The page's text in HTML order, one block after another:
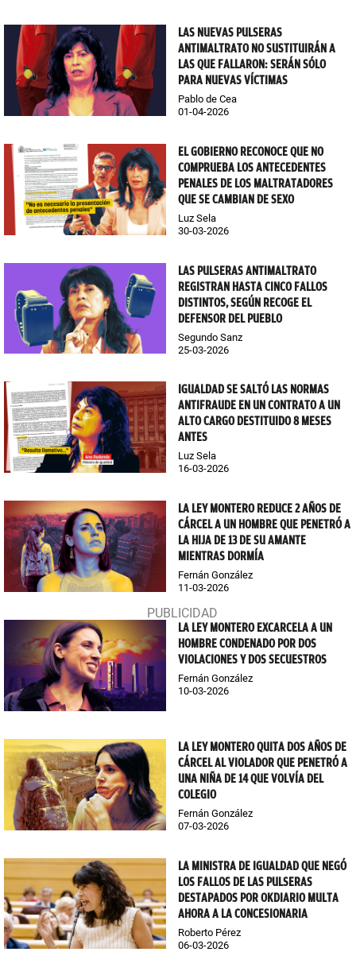
LAS NUEVAS PULSERAS
ANTIMALTRATO NO SUSTITUIRÁN A
LAS QUE FALLARON: SERÁN SÓLO
PARA NUEVAS VÍCTIMAS
Pablo de Cea
01-04-2026
EL GOBIERNO RECONOCE QUE NO
COMPRUEBA LOS ANTECEDENTES
PENALES DE LOS MALTRATADORES
QUE SE CAMBIAN DE SEXO
Luz Sela
30-03-2026
LAS PULSERAS ANTIMALTRATO
REGISTRAN HASTA CINCO FALLOS
DISTINTOS, SEGÚN RECOGE EL
DEFENSOR DEL PUEBLO
Segundo Sanz
25-03-2026
IGUALDAD SE SALTÓ LAS NORMAS
ANTIFRAUDE EN UN CONTRATO A UN
ALTO CARGO DESTITUIDO 8 MESES
ANTES
Luz Sela
16-03-2026
LA LEY MONTERO REDUCE 2 AÑOS DE
CÁRCEL A UN HOMBRE QUE PENETRÓ A
LA HIJA DE 13 DE SU AMANTE
MIENTRAS DORMÍA
Fernán González
11-03-2026
LA LEY MONTERO EXCARCELA A UN
HOMBRE CONDENADO POR DOS
VIOLACIONES Y DOS SECUESTROS
Fernán González
10-03-2026
LA LEY MONTERO QUITA DOS AÑOS DE
CÁRCEL AL VIOLADOR QUE PENETRÓ A
UNA NIÑA DE 14 QUE VOLVÍA DEL
COLEGIO
Fernán González
07-03-2026
LA MINISTRA DE IGUALDAD QUE NEGÓ
LOS FALLOS DE LAS PULSERAS
DESTAPADOS POR OKDIARIO MULTA
AHORA A LA CONCESIONARIA
Roberto Pérez
06-03-2026